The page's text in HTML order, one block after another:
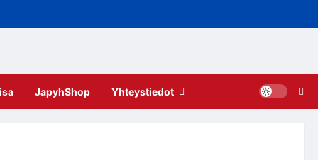
JapyhShop Yhteystiedot